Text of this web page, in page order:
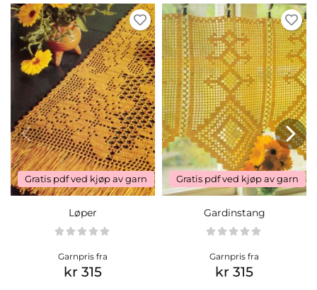
Gratis pdf ved kjøp av garn
Løper
Garnpris fra
kr 315
Gratis pdf ved kjøp av garn
Gardinstang
Garnpris fra
kr 315